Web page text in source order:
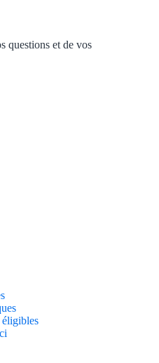
questions et de vos
éligibles